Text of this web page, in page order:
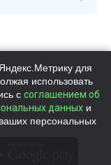
сборку,
питания.
«Торнадо» (ОГРН
583701001, юр. адрес:
ул.Бийская, д.1Г, оф.17)
для
использовать
с соглашением об
данныхи
персональных